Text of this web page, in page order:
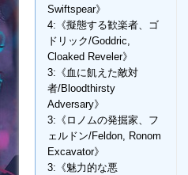
Swiftspear》
4:《擬態する歓楽者、ゴ
ドリック/Goddric,
Cloaked Reveler》
3:《血に飢えた敵対
者/Bloodthirsty
Adversary》
3:《ロノムの発掘家、フ
ェルドン/Feldon, Ronom
Excavator》
3:《魅力的な悪